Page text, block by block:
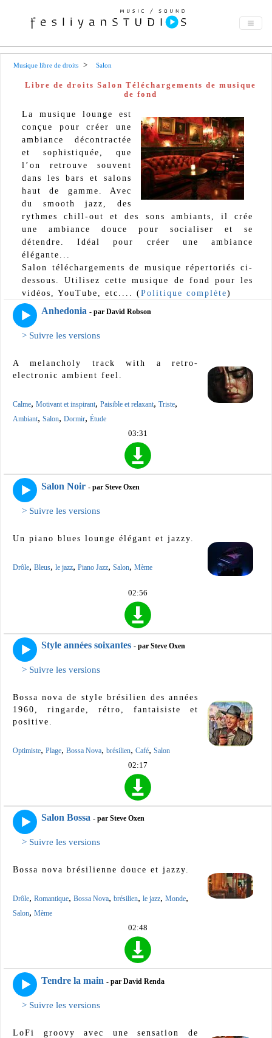
Musique libre de droits Salon
Libre de droits Salon Téléchargements de musique
de fond
La musique lounge est
conçue pour créer une
ambiance décontractée
et sophistiquée, que
l’on retrouve souvent
dans les bars et salons
haut de gamme. Avec
du smooth jazz, des
rythmes chill-out et des sons ambiants, il crée
une ambiance douce pour socialiser et se
détendre. Idéal pour créer une ambiance
élégante...
Salon téléchargements de musique répertoriés ci-
dessous. Utilisez cette musique de fond pour les
vidéos, YouTube, etc.... (Politique complète)
Anhedonia - par David Robson
> Suivre les versions
A melancholy track with a retro-
electronic ambient feel.
Calme, Motivant et inspirant, Paisible et relaxant, Triste,
Ambiant, Salon, Dormir, Étude
03:31
Salon Noir - par Steve Oxen
> Suivre les versions
Un piano blues lounge élégant et jazzy.
Drôle, Bleus, le jazz, Piano Jazz, Salon, Mème
02:56
Style années soixantes - par Steve Oxen
> Suivre les versions
Bossa nova de style brésilien des années
1960, ringarde, rétro, fantaisiste et
positive.
Optimiste, Plage, Bossa Nova, brésilien, Café, Salon
02:17
Salon Bossa - par Steve Oxen
> Suivre les versions
Bossa nova brésilienne douce et jazzy.
Drôle, Romantique, Bossa Nova, brésilien, le jazz, Monde,
Salon, Mème
02:48
Tendre la main - par David Renda
> Suivre les versions
LoFi groovy avec une sensation de